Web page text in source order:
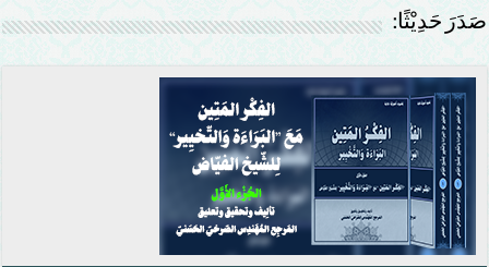
صَدَرَ حَدِيْثًا: